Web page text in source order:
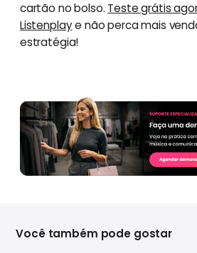
cartão no bolso. Teste grátis
Listenplaye não perca mais
estratégia!
Você também pode gostar